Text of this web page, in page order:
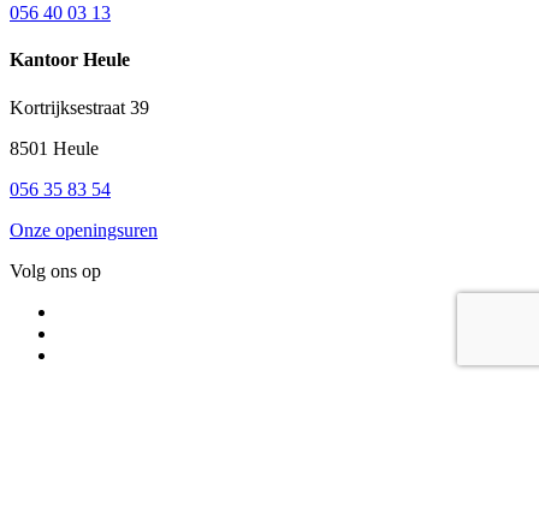
056 40 03 13
Kantoor Heule
Kortrijksestraat 39
8501 Heule
056 35 83 54
Onze openingsuren
Volg ons op